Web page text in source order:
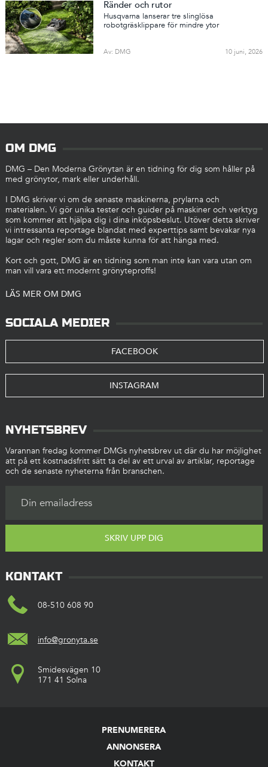
Ränder och rutor
Husqvarna lanserar tre slinglösa
robotgräsklippare för mindre ytor
Av: DMG 10 juni, 2026
OM DMG
DMG – Den Moderna Grönytan är en tidning för dig som håller på
med grönytor, mark eller underhåll.
I DMG skriver vi om de senaste maskinerna, prylarna och
materialen. Vi gör unika tester och guider på maskiner och verktyg
som kommer att hjälpa dig i dina inköpsbeslut. Utöver detta skriver
vi intressanta reportage blandat med experttips samt bevakar nya
lagar och regler som du måste kunna för att hänga med.
Kort och gott, DMG är en tidning som man inte kan vara utan om
man vill vara ett modernt grönyteproffs!
LÄS MER OM DMG
SOCIALA MEDIER
FACEBOOK
INSTAGRAM
NYHETSBREV
Varannan fredag kommer DMGs nyhetsbrev ut där du har möjlighet
att på ett kostnadsfritt sätt ta del av ett urval av artiklar, reportage
och de senaste nyheterna från branschen.
SKRIV UPP DIG
KONTAKT
08-510 608 90
info@gronyta.se
Smidesvägen 10
171 41 Solna
PRENUMERERA
ANNONSERA
KONTAKT